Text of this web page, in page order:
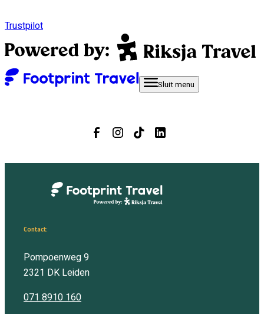
Trustpilot
Sluitmenu
Contact:
Pompoenweg 9
2321 DK Leiden
071 8910 160